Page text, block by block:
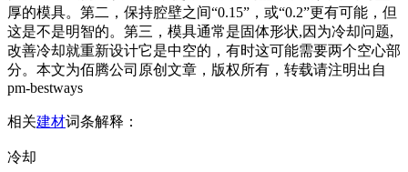
厚的模具。第二，保持腔壁之间“0.15”，或“0.2”更有可能，但
这是不是明智的。第三，模具通常是固体形状,因为冷却问题,
改善冷却就重新设计它是中空的，有时这可能需要两个空心部
分。本文为佰腾公司原创文章，版权所有，转载请注明出自
pm-bestways
相关建材词条解释：
冷却